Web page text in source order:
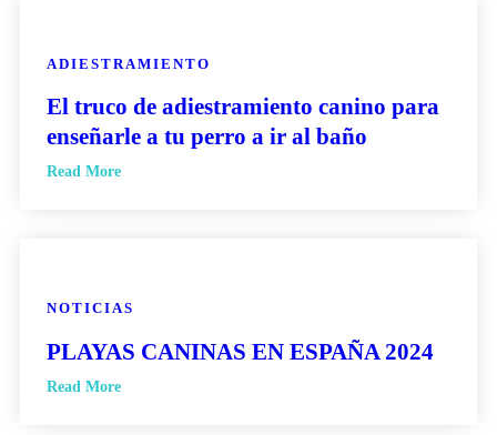
ADIESTRAMIENTO
El truco de adiestramiento canino para
enseñarle a tu perro a ir al baño
Read More
NOTICIAS
PLAYAS CANINAS EN ESPAÑA 2024
Read More